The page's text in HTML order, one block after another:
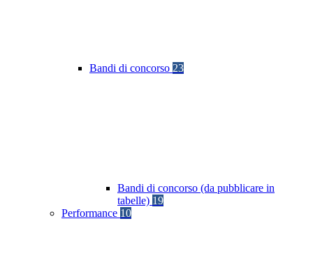
Bandi di concorso 23
Bandi di concorso (da pubblicare in
tabelle) 19
Performance 10